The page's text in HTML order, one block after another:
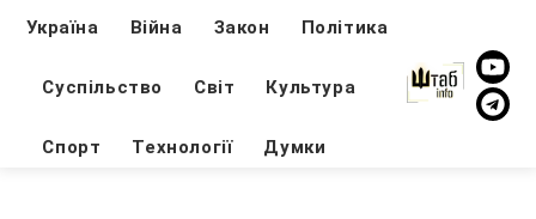
Україна Війна Закон Політика
Суспільство Світ Культура
Спорт Технології Думки